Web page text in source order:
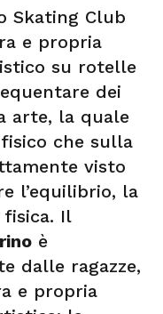
Skating Club
e propria
su rotelle
dei
arte, la quale
che sulla
visto
l’equilibrio, la
Il
è
dalle ragazze,
e propria